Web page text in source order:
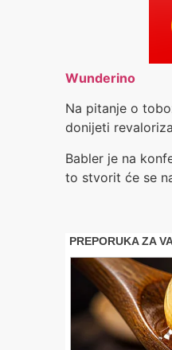
Wunderino
Na pitanje o
donijeti
Babler je na
to stvorit će se